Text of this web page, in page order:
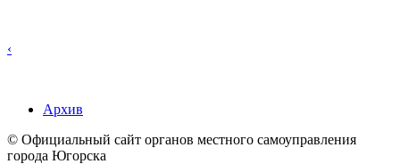
‹
Архив
© Официальный сайт органов местного самоуправления
города Югорска